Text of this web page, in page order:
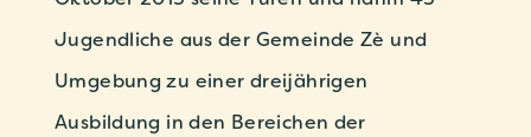
Jugendliche aus der Gemeinde Zè und
Umgebung zu einer dreijährigen
Ausbildung in den Bereichen der